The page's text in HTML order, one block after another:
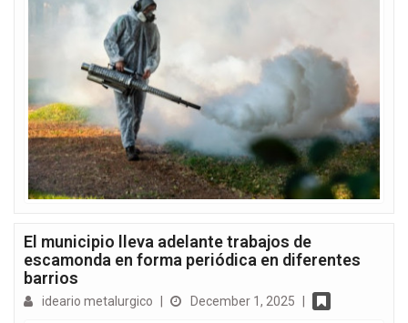
El municipio lleva adelante trabajos de
escamonda en forma periódica en diferentes
barrios
ideario metalurgico December 1, 2025